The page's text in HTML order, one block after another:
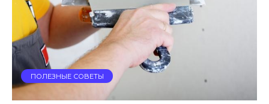
ПОЛЕЗНЫЕ СОВЕТЫ